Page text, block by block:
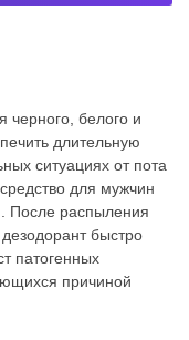
белого и
длительную
ситуациях от пота
для мужчин
После распыления
быстро
патогенных
причиной